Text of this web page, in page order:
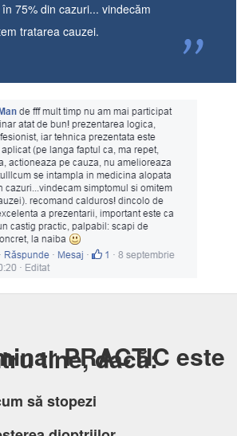
75% din cazuri... vindecăm
tratarea cauzei.
PRACTIC este
tine, dacă:
săstopezi